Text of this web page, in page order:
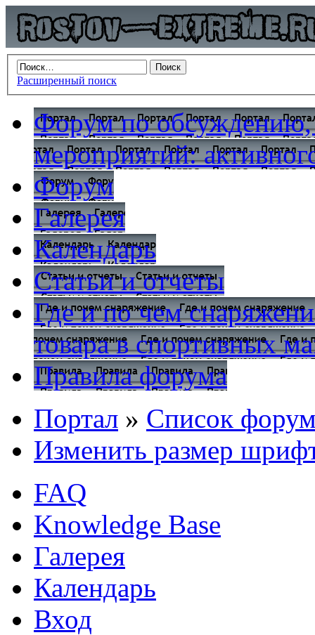
Расширенный поиск
Форум по обсуждению,
мероприятий:
Форум
Галерея
Календарь
Статьи и отчеты
Где и по чем
товара в спортивных
Правила форума
Портал » Список
Изменить размер
FAQ
Knowledge Base
Галерея
Календарь
Вход